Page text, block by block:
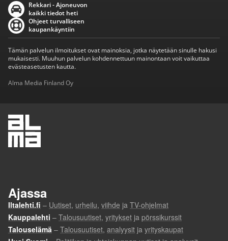
Rekkari - Ajoneuvon
kaikki tiedot heti
Ohjeet turvalliseen
kaupankäyntiin
Tämän palvelun ilmoitukset ovat mainoksia, jotka näytetään sinulle hakusi
mukaisesti. Muuhun palvelun kohdennettuun mainontaan voit vaikuttaa
evästeasetusten kautta.
Alma Media Finland Oy